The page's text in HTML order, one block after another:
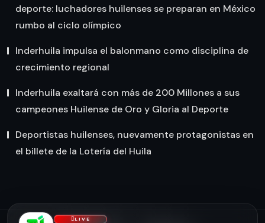
deporte: luchadores huilenses se preparan en México
rumbo al ciclo olímpico
Inderhuila impulsa el balonmano como disciplina de
crecimiento regional
Inderhuila exaltará con más de 200 Millones a sus
campeones Huilense de Oro y Gloria al Deporte
Deportistas huilenses, nuevamente protagonistas en
el billete de la Lotería del Huila
LIVE